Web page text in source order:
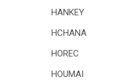
HANKEY
HCHANA
HOREC
HOUMAI